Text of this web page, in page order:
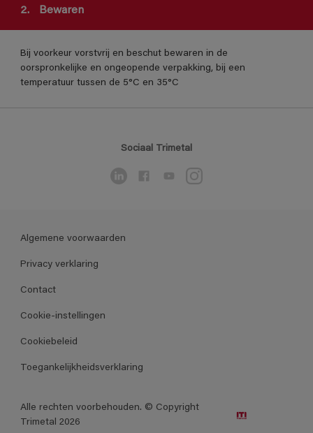
2. Bewaren
Bij voorkeur vorstvrij en beschut bewaren in de
oorspronkelijke en ongeopende verpakking, bij een
temperatuur tussen de 5°C en 35°C
Sociaal Trimetal
Algemene voorwaarden
Privacy verklaring
Contact
Cookie-instellingen
Cookiebeleid
Toegankelijkheidsverklaring
Alle rechten voorbehouden. © Copyright
Trimetal 2026